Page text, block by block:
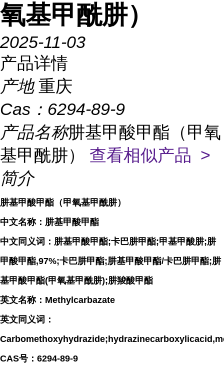
氧基甲酰肼）
2025-11-03
产品详情
产地 重庆
Cas： 6294-89-9
产品名称肼基甲酸甲酯（甲氧
基甲酰肼） 查看相似产品 >
简介
肼基甲酸甲酯（甲氧基甲酰肼）
中文名称：肼基甲酸甲酯
中文同义词：肼基甲酸甲酯;卡巴肼甲酯;甲基甲酸肼;肼
甲酸甲酯,97%;卡巴肼甲酯;肼基甲酸甲酯/卡巴肼甲酯;肼
基甲酸甲酯(甲氧基甲酰肼);肼羧酸甲酯
英文名称：Methylcarbazate
英文同义词：
CAS号：6294-89-9